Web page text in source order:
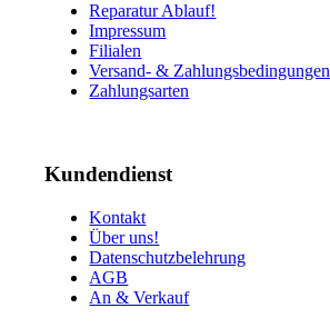
Reparatur Ablauf!
Impressum
Filialen
Versand- & Zahlungsbedingungen
Zahlungsarten
Kundendienst
Kontakt
Über uns!
Datenschutzbelehrung
AGB
An & Verkauf